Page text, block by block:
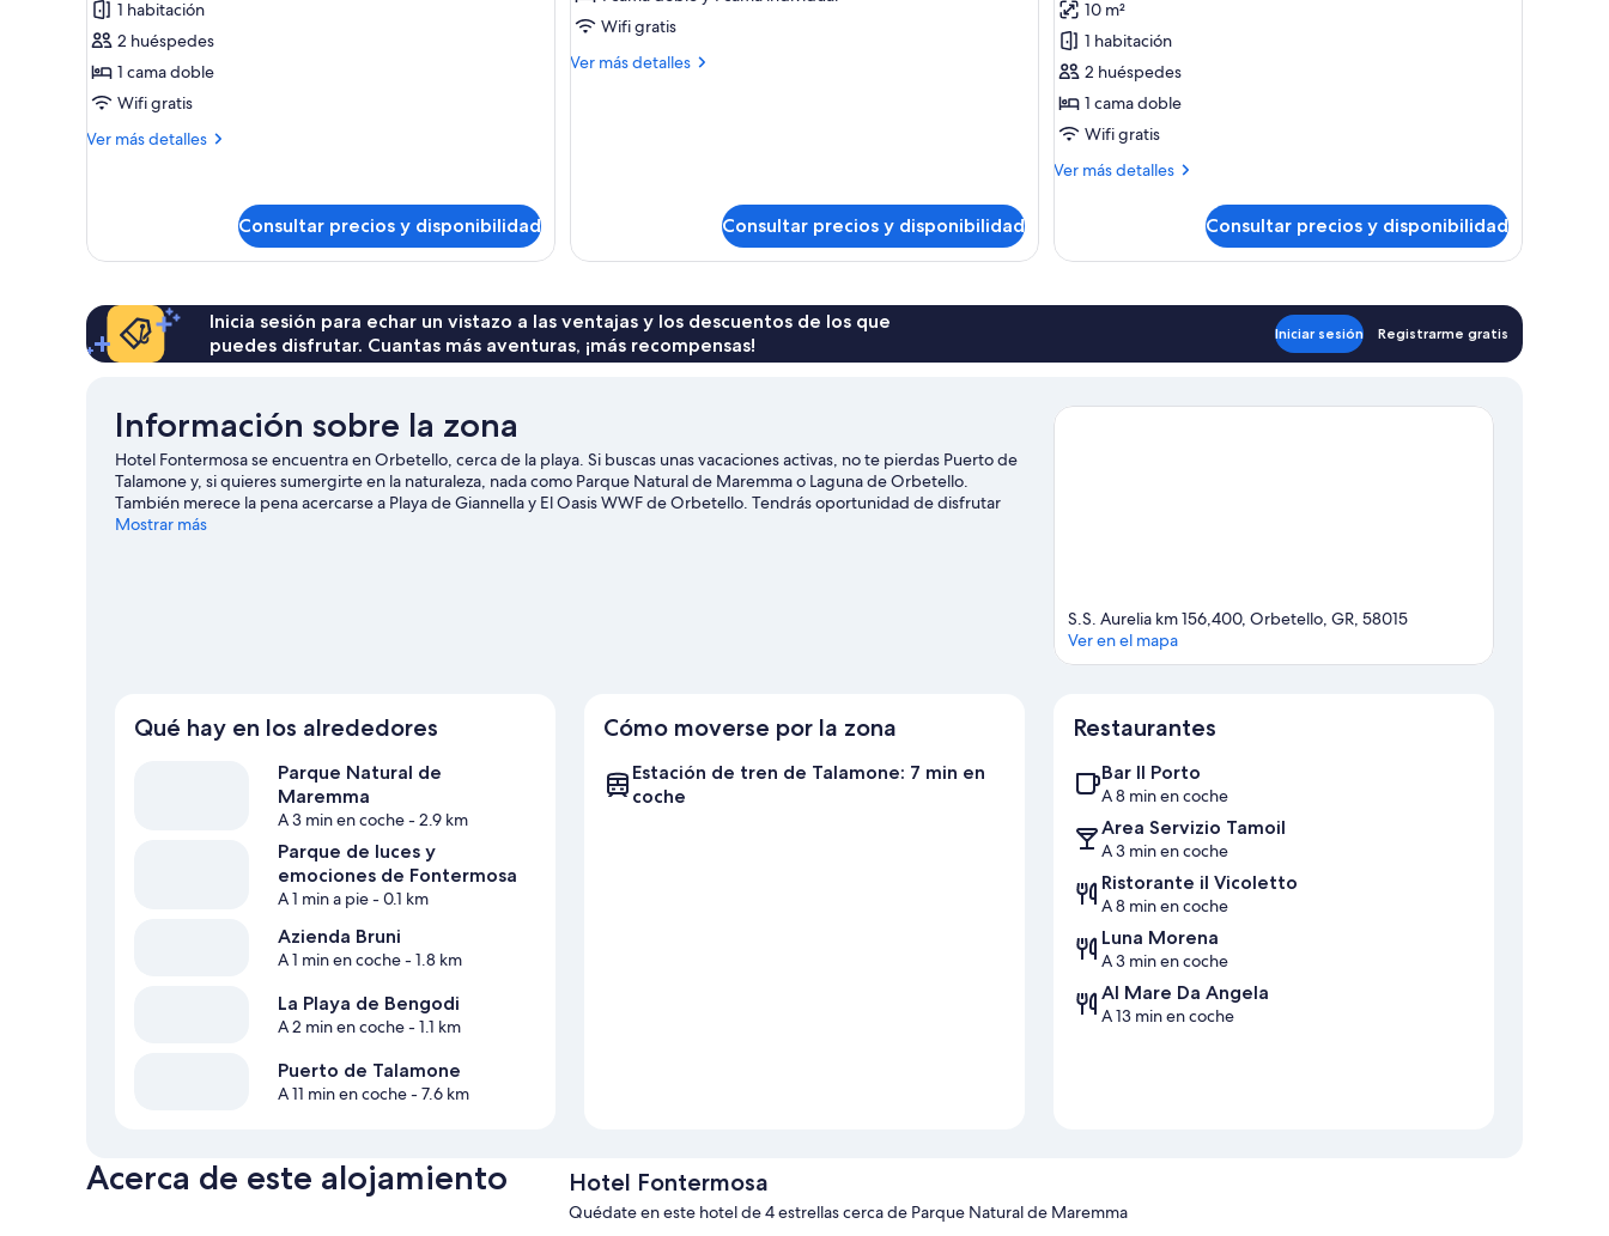
Comfort
Matrimoniale/Twin
-
vista
piscina
1 habitación
2 huéspedes
1 cama doble
Wifi gratis
Ver más detalles
Más
-
vista
Consultar precios y disponibilidad
Tripla
con
Wifi gratis
Ver más detalles
Más
Consultar precios y disponibilidad
Camera
standard
Matrimoniale/Twin
10 m²
1 habitación
2 huéspedes
1 cama doble
Wifi gratis
Ver más detalles
Más
standard
Consultar precios y disponibilidad
Inicia sesión para echar un vistazo a las ventajas y los descuentos de los que
puedes disfrutar. Cuantas más aventuras, ¡más recompensas!
Iniciar sesión Registrarme gratis
Información sobre la zona
Hotel Fontermosa se encuentra en Orbetello, cerca de la playa. Si buscas unas vacaciones activas, no te pierdas Puerto de
Talamone y, si quieres sumergirte en la naturaleza, nada como Parque Natural de Maremma o Laguna de Orbetello.
También merece la pena acercarse a Playa de Giannella y El Oasis WWF de Orbetello. Tendrás oportunidad de disfrutar
del agua realizando actividades como submarinismo, windsurf o pesca, pero también podrás vivir grandes aventuras
Mostrar más
S.S. Aurelia km 156,400, Orbetello, GR, 58015
Ver en el mapa
Qué hay en los alrededores
Parque Natural de
Maremma
A 3 min en coche- 2.9 km
Parque de luces y
emociones de Fontermosa
A 1 min a pie- 0.1 km
Azienda Bruni
A 1 min en coche- 1.8 km
La Playa de Bengodi
A 2 min en coche- 1.1 km
Puerto de Talamone
A 11 min en coche- 7.6 km
Cómo moverse por la zona
Estación de tren de Talamone: 7 min en
coche
Restaurantes
Bar Il Porto
A 8 min en coche
Area Servizio Tamoil
A 3 min en coche
Ristorante il Vicoletto
A 8 min en coche
Luna Morena
A 3 min en coche
Al Mare Da Angela
A 13 min en coche
Acerca de este alojamiento Hotel Fontermosa
Quédate en este hotel de 4 estrellas cerca de Parque Natural de Maremma